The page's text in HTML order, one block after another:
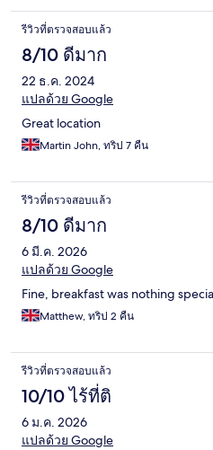
รีวิวที่ตรวจสอบแล้ว
8/10 ดีมาก
22 ธ.ค. 2024
แปลด้วย Google
Great location
Martin John, ทริป 7 คืน
รีวิวที่ตรวจสอบแล้ว
8/10 ดีมาก
6 มี.ค. 2026
แปลด้วย Google
Fine, breakfast was nothing
Matthew, ทริป 2 คืน
รีวิวที่ตรวจสอบแล้ว
10/10 ไร้ที่ติ
6 ม.ค. 2026
แปลด้วย Google